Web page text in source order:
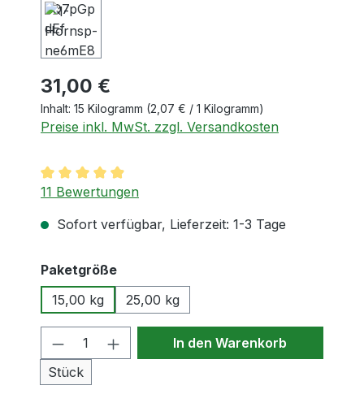
31,00 €
Inhalt: 15 Kilogramm (2,07 € / 1 Kilogramm)
Preise inkl. MwSt. zzgl. Versandkosten
Durchschnittliche Bewertung von 4.9 von 5 Sternen
11 Bewertungen
Sofort verfügbar, Lieferzeit: 1-3 Tage
Paketgrößeauswählen
15,00 kg
25,00 kg
Produkt Anzahl: Gib den
Stück
In den Warenkorb